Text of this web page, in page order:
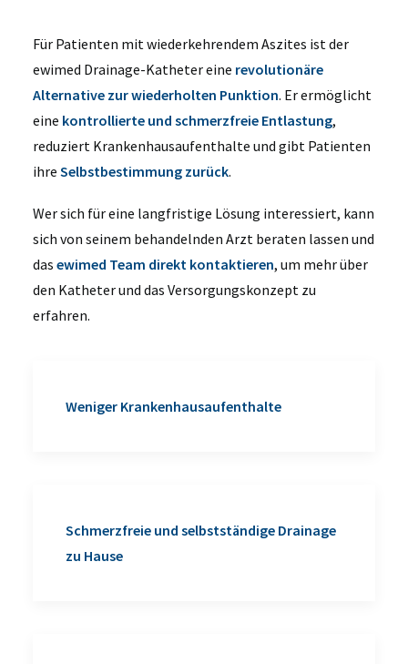
Für Patienten mit wiederkehrendem Aszites ist der
ewimed Drainage-Katheter eine revolutionäre
Alternative zur wiederholten Punktion. Er ermöglicht
eine kontrollierte und schmerzfreie Entlastung,
reduziert Krankenhausaufenthalte und gibt Patienten
ihre Selbstbestimmung zurück.
Wer sich für eine langfristige Lösung interessiert, kann
sich von seinem behandelnden Arzt beraten lassen und
das ewimed Team direkt kontaktieren, um mehr über
den Katheter und das Versorgungskonzept zu
erfahren.
Weniger Krankenhausaufenthalte
Schmerzfreie und selbstständige Drainage
zu Hause